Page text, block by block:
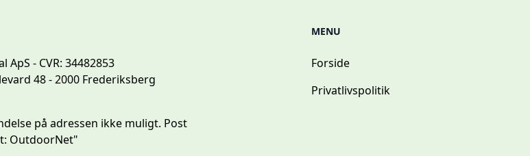
ApS - CVR: 34482853
48 - 2000 Frederiksberg
på adressen ikke muligt. Post
OutdoorNet"
MENU
Forside
Privatlivspolitik